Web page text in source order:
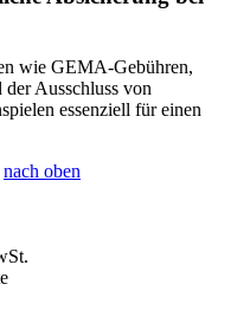
wie GEMA-Gebühren,
der Ausschluss von
essenziell für einen
nach oben